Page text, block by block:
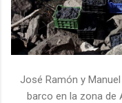
José Ramón y
barco en la zona de